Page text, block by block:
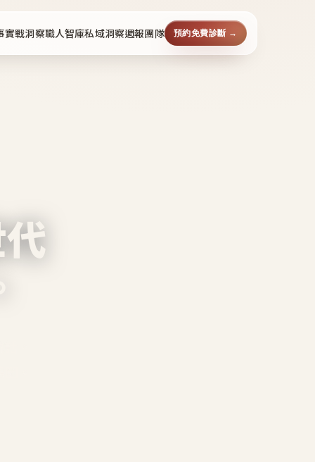
實戰洞察職人智庫私域洞察週報團隊 預約免費診斷 →